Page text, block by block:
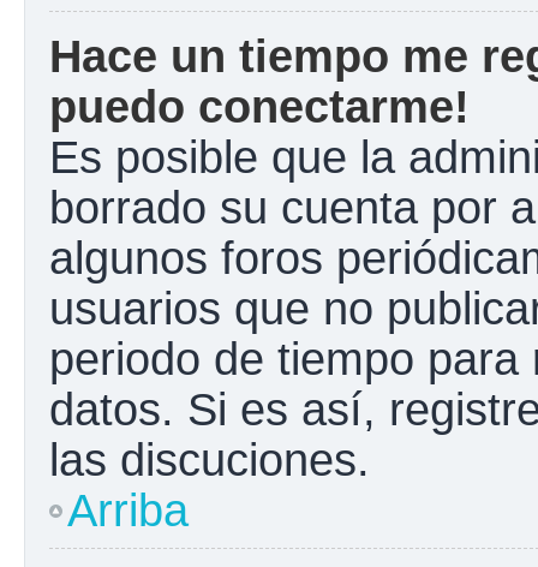
Hace un tiempo me
puedo conectarme!
Es posible que la
borrado su cuenta por
algunos foros
usuarios que no
periodo de tiempo
datos. Si es así,
las discuciones.
Arriba